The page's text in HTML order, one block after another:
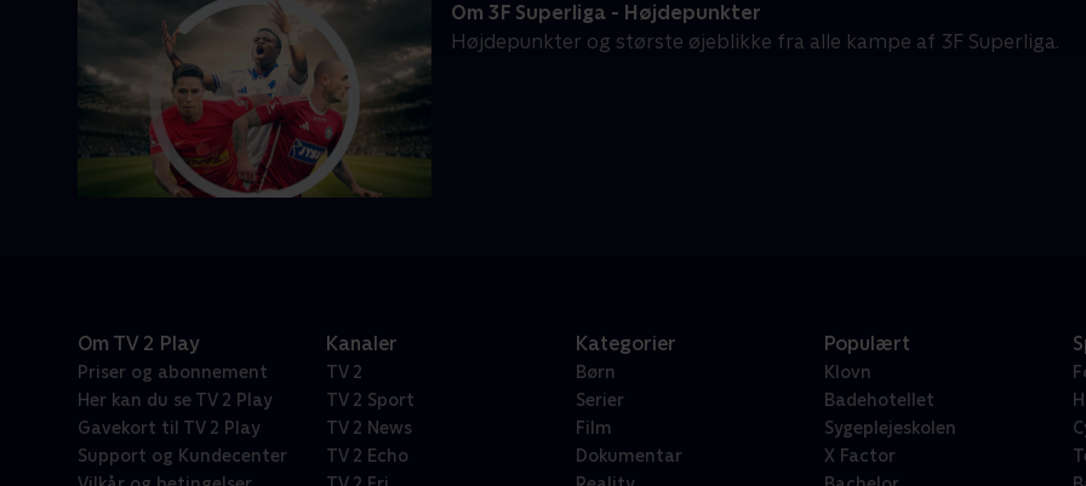
Om 3F Superliga - Højdepunkter
Højdepunkter og største øjeblikke fra alle kampe af 3F Superliga.
Om TV 2 Play
Priser og abonnement
Her kan du se TV 2 Play
Gavekort til TV 2 Play
Support og Kundecenter
Kanaler
TV 2
TV 2 Sport
TV 2 News
TV 2 Echo
Kategorier
Børn
Serier
Film
Dokumentar
Populært
Klovn
Badehotellet
Sygeplejeskolen
X Factor